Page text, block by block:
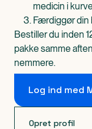
medicin i
Færdiggør din
Bestiller du inden
pakke samme
nemmere.
Log ind med
Opret profil